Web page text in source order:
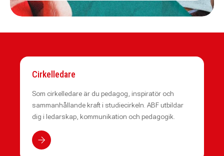
Cirkelledare
Som cirkelledare är du pedagog, inspiratör och
sammanhållande kraft i studiecirkeln. ABF utbildar
dig i ledarskap, kommunikation och pedagogik.